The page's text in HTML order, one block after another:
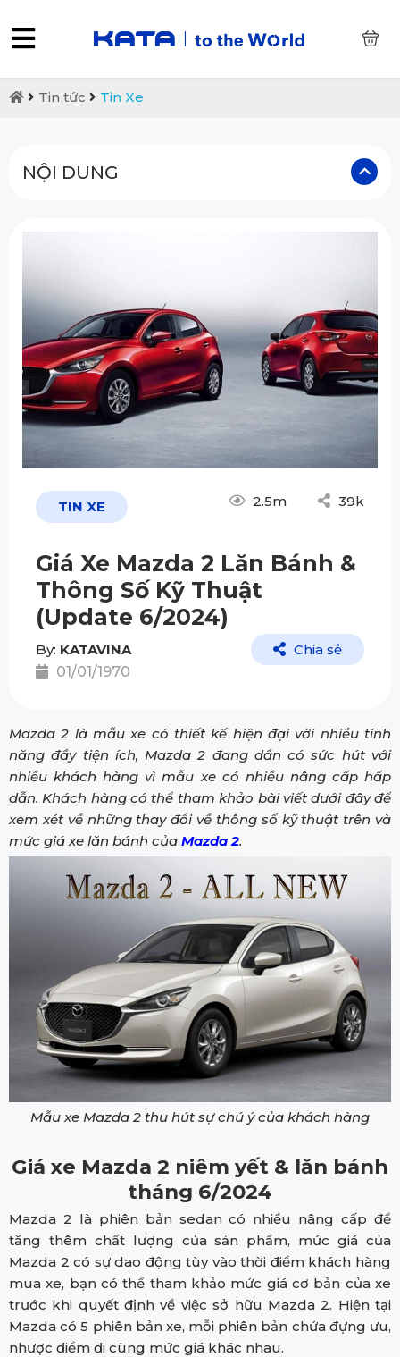
Tin tức Tin Xe
NỘI DUNG
TIN XE 2.5m 39k
Giá Xe Mazda 2 Lăn Bánh &
Thông Số Kỹ Thuật
(Update 6/2024)
By: KATAVINA
01/01/1970
Chia sẻ
Mazda 2 là mẫu xe có thiết kế hiện đại với nhiều tính
năng đầy tiện ích, Mazda 2 đang dần có sức hút với
nhiều khách hàng vì mẫu xe có nhiều nâng cấp hấp
dẫn. Khách hàng có thể tham khảo bài viết dưới đây để
xem xét về những thay đổi về thông số kỹ thuật trên và
mức giá xe lăn bánh của Mazda 2.
Mẫu xe Mazda 2 thu hút sự chú ý của khách hàng
Giá xe Mazda 2 niêm yết & lăn bánh
tháng 6/2024
Mazda 2 là phiên bản sedan có nhiều nâng cấp để
tăng thêm chất lượng của sản phẩm, mức giá của
Mazda 2 có sự dao động tùy vào thời điểm khách hàng
mua xe, bạn có thể tham khảo mức giá cơ bản của xe
trước khi quyết định về việc sở hữu Mazda 2. Hiện tại
Mazda có 5 phiên bản xe, mỗi phiên bản chứa đựng ưu,
nhược điểm đi cùng mức giá khác nhau.